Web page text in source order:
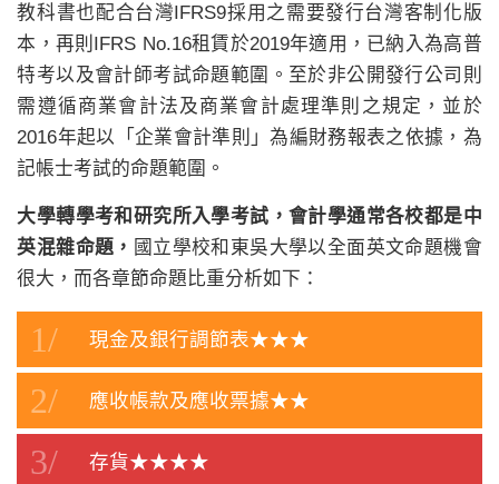
教科書也配合台灣IFRS9採用之需要發行台灣客制化版
本，再則IFRS No.16租賃於2019年適用，已納入為高普
特考以及會計師考試命題範圍。至於非公開發行公司則
需遵循商業會計法及商業會計處理準則之規定，並於
2016年起以「企業會計準則」為編財務報表之依據，為
記帳士考試的命題範圍。
大學轉學考和研究所入學考試，會計學通常各校都是中
英混雜命題， 國立學校和東吳大學以全面英文命題機會
很大，而各章節命題比重分析如下：
現金及銀行調節表★★★
應收帳款及應收票據★★
存貨★★★★